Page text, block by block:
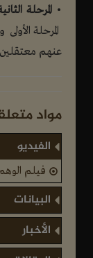
•المرحلة
المرحلة
عنهم
مواد
الفيديو
فيلم الوهم
البيانات
الأخبار